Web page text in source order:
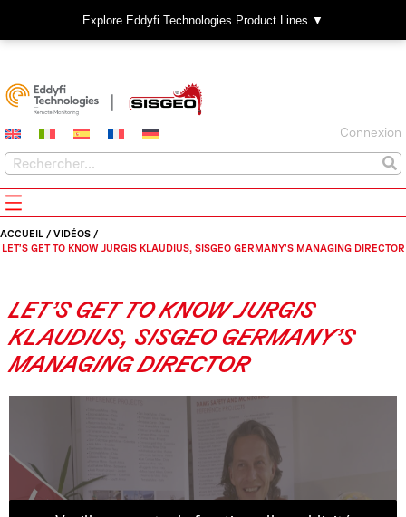
Explore Eddyfi Technologies Product Lines ▼
Connexion
ACCUEIL / VIDÉOS /
LET’S GET TO KNOW JURGIS KLAUDIUS, SISGEO GERMANY’S MANAGING DIRECTOR
LET’S GET TO KNOW JURGIS
KLAUDIUS, SISGEO GERMANY’S
MANAGING DIRECTOR